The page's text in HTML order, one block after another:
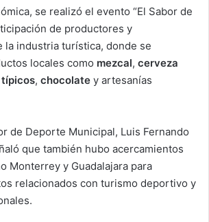
se realizó el evento “El Sabor de
de productores y
la industria turística, donde se
locales como mezcal, cerveza
, chocolate y artesanías
de Deporte Municipal, Luis Fernando
que también hubo acercamientos
Monterrey y Guadalajara para
relacionados con turismo deportivo y